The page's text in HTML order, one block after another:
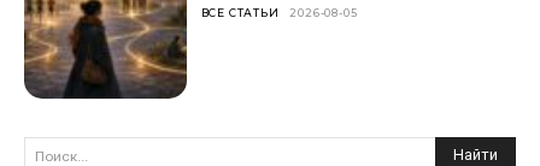
ВСЕ СТАТЬИ 2026-08-05
Поиск... Найти